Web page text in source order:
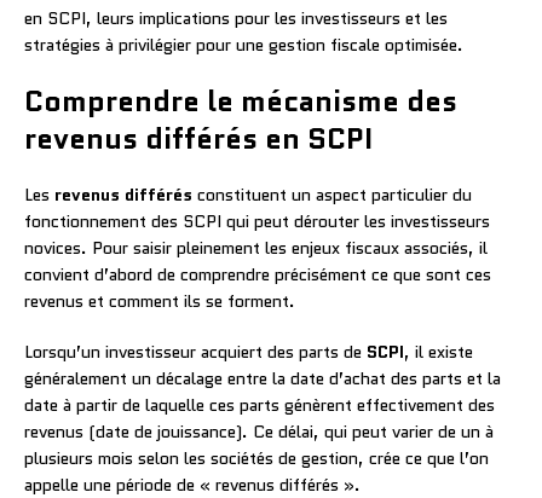
en SCPI, leurs implications pour les investisseurs et les
stratégies à privilégier pour une gestion fiscale optimisée.
Comprendre le mécanisme des
revenus différés en SCPI
Les revenus différés constituent un aspect particulier du
fonctionnement des SCPI qui peut dérouter les investisseurs
novices. Pour saisir pleinement les enjeux fiscaux associés, il
convient d’abord de comprendre précisément ce que sont ces
revenus et comment ils se forment.
Lorsqu’un investisseur acquiert des parts de SCPI, il existe
généralement un décalage entre la date d’achat des parts et la
date à partir de laquelle ces parts génèrent effectivement des
revenus (date de jouissance). Ce délai, qui peut varier de un à
plusieurs mois selon les sociétés de gestion, crée ce que l’on
appelle une période de « revenus différés ».